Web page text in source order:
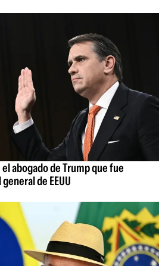
abogado de Trump que fue
de EEUU